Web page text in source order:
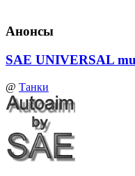
Анонсы
SAE UNIVERSAL
@ Танки